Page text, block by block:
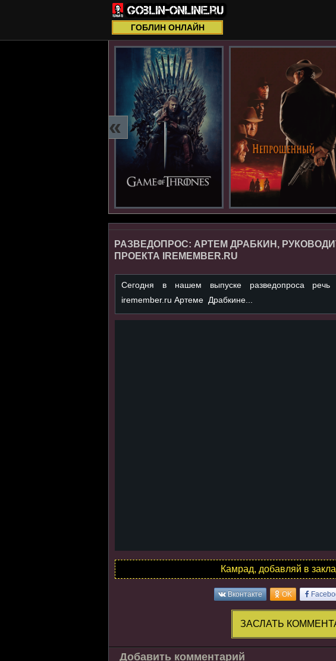
ГОБЛИН ОНЛАЙН
«
РАЗВЕДОПРОС: АРТЕМ ДРАБКИН,
ПРОЕКТА IREMEMBER.RU
Сегодня в нашем выпуске разведопроса речь
iremember.ru Артеме Драбкине...
Камрад, добавляй в
Вконтакте OK
ЗАСЛАТЬ
Добавить комментарий